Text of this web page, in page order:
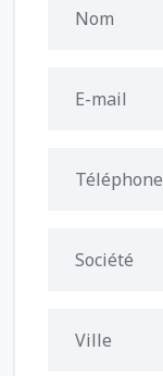
Nom
E-mail
Téléphone
Société
Ville